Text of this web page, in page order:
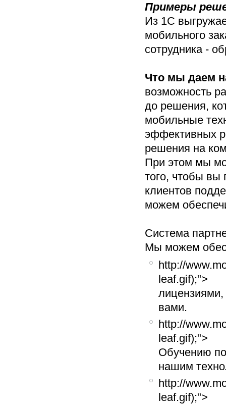
Примеры
Из 1С
мобильного
сотрудника -
Что мы даем
возможность
до решения,
мобильные
эффективных
решения на
При этом мы
того, чтобы
клиентов
можем
Система
Мы можем
http://
leaf.gif);">
вами.
http://
leaf.gif);">
Обучению
нашим
http://
leaf.gif);">